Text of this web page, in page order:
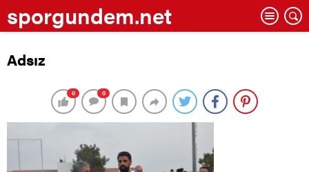
sporgundem.net
Adsız
0 0